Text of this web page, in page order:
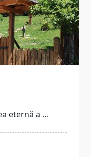
eternă a ...